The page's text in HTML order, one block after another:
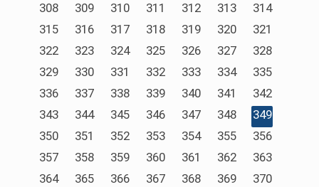
308
309 310 311 312 313
314
315
316 317 318 319 320
321
322
323 324 325 326 327
328
329
330 331 332 333 334
335
336
337 338 339 340 341
342
343
344 345 346 347 348
349
350
351 352 353 354 355
356
357
358 359 360 361 362
363
364
365 366 367 368 369
370